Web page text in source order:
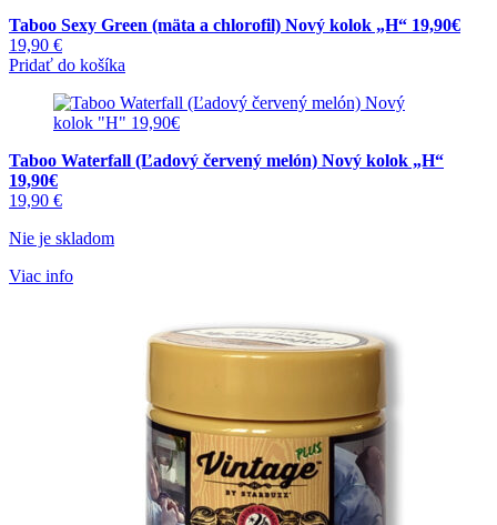
Taboo Sexy Green (mäta a chlorofil) Nový kolok „H“ 19,90€
19,90 €
Pridať do košíka
Taboo Waterfall (Ľadový červený melón) Nový kolok „H“
19,90€
19,90 €
Nie je skladom
Viac info